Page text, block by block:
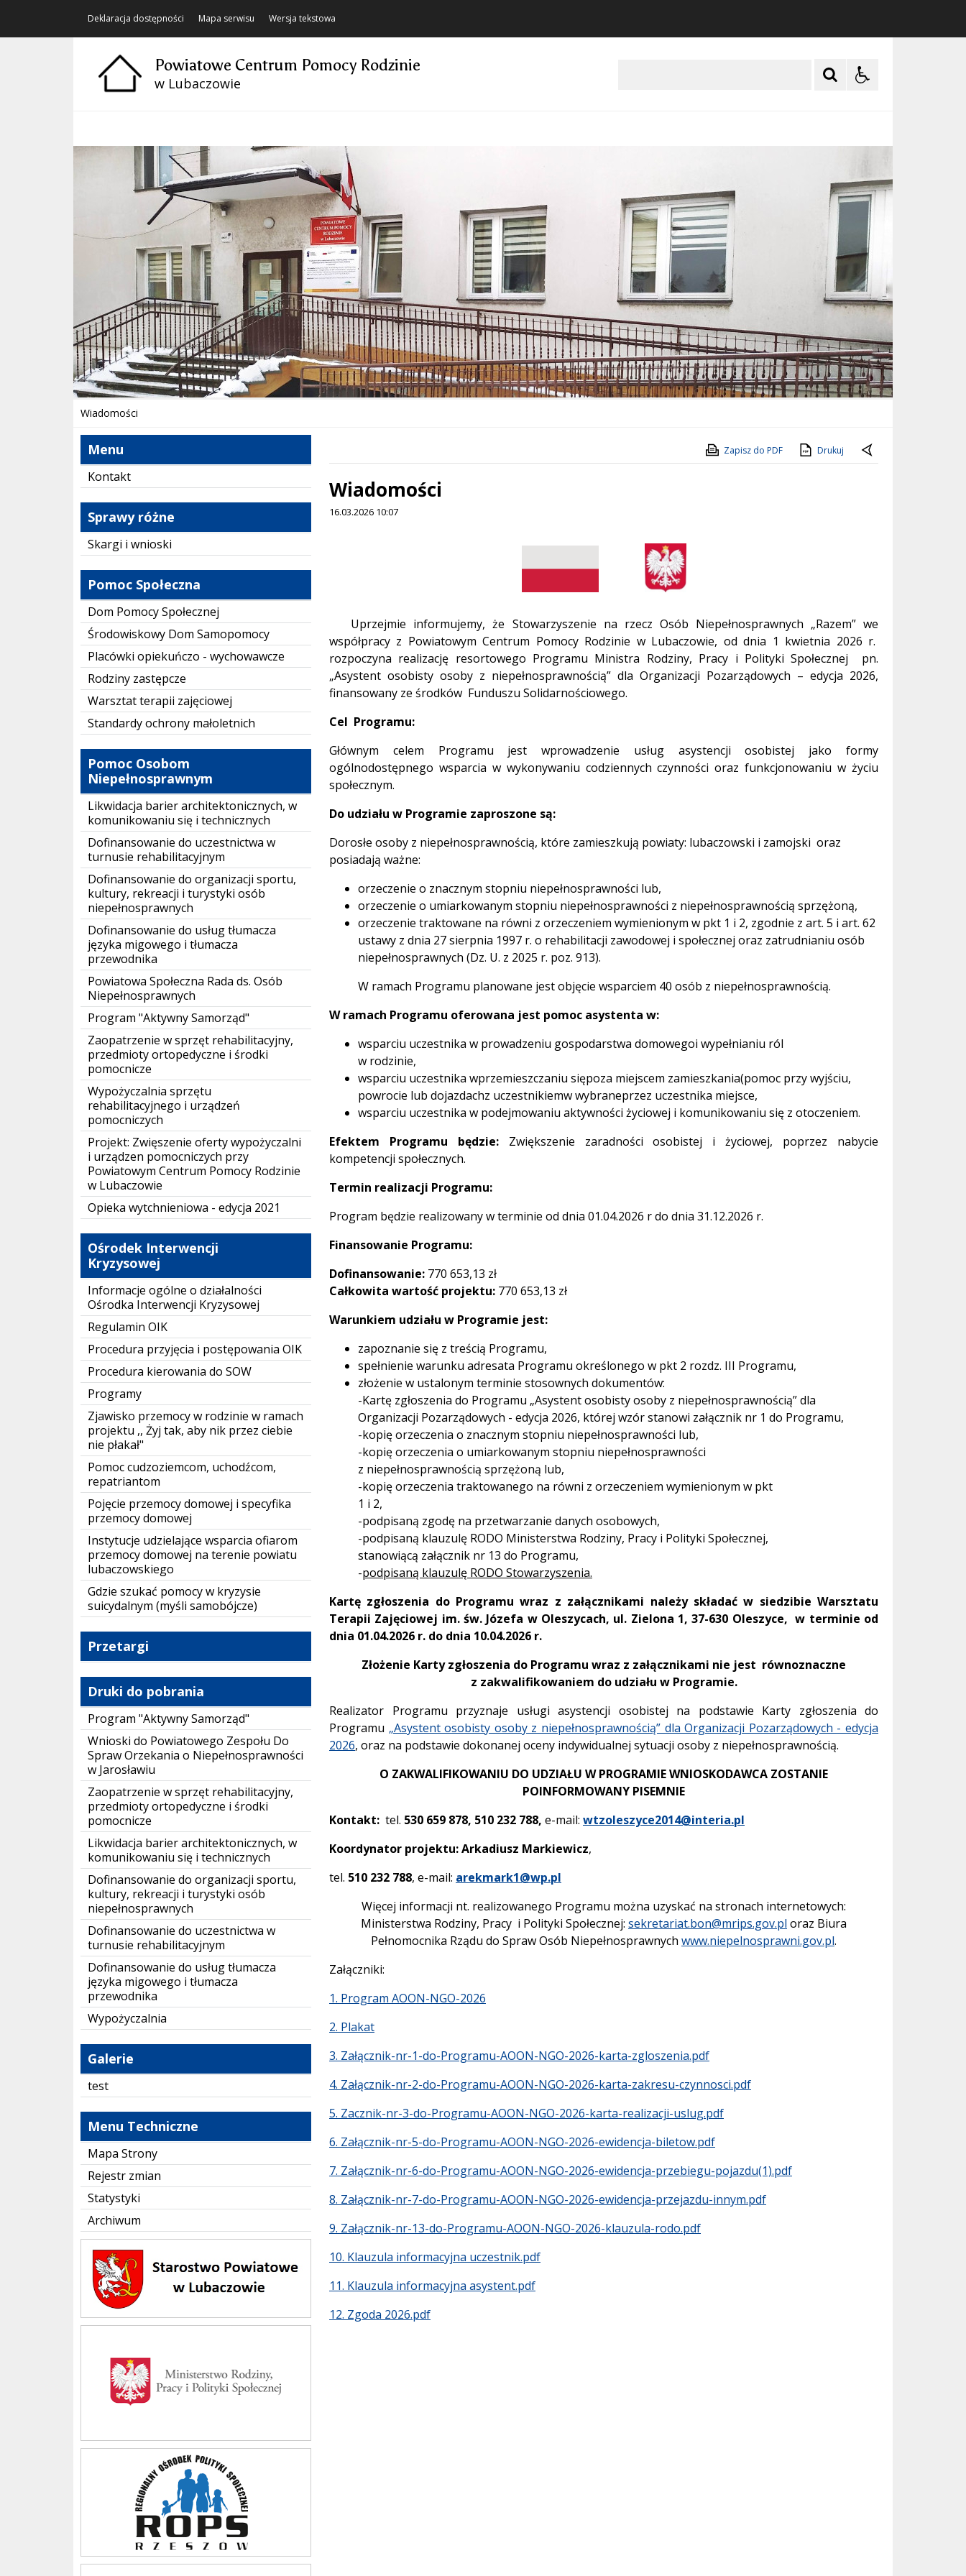
Deklaracja dostępności Mapa serwisu Wersja tekstowa
Powiatowe Centrum Pomocy Rodzinie
w Lubaczowie
Wiadomości
Menu
Kontakt
Sprawy różne
Skargi i wnioski
Pomoc Społeczna
Dom Pomocy Społecznej
Środowiskowy Dom Samopomocy
Placówki opiekuńczo - wychowawcze
Rodziny zastępcze
Warsztat terapii zajęciowej
Standardy ochrony małoletnich
Pomoc Osobom
Niepełnosprawnym
Likwidacja barier architektonicznych, w
komunikowaniu się i technicznych
Dofinansowanie do uczestnictwa w
turnusie rehabilitacyjnym
Dofinansowanie do organizacji sportu,
kultury, rekreacji i turystyki osób
niepełnosprawnych
Dofinansowanie do usług tłumacza
języka migowego i tłumacza
przewodnika
Powiatowa Społeczna Rada ds. Osób
Niepełnosprawnych
Program "Aktywny Samorząd"
Zaopatrzenie w sprzęt rehabilitacyjny,
przedmioty ortopedyczne i środki
pomocnicze
Wypożyczalnia sprzętu
rehabilitacyjnego i urządzeń
pomocniczych
Projekt: Zwięszenie oferty wypożyczalni
i urządzen pomocniczych przy
Powiatowym Centrum Pomocy Rodzinie
w Lubaczowie
Opieka wytchnieniowa - edycja 2021
Ośrodek Interwencji
Kryzysowej
Informacje ogólne o działalności
Ośrodka Interwencji Kryzysowej
Regulamin OIK
Procedura przyjęcia i postępowania OIK
Procedura kierowania do SOW
Programy
Zjawisko przemocy w rodzinie w ramach
projektu ,, Żyj tak, aby nik przez ciebie
nie płakał"
Pomoc cudzoziemcom, uchodźcom,
repatriantom
Pojęcie przemocy domowej i specyfika
przemocy domowej
Instytucje udzielające wsparcia ofiarom
przemocy domowej na terenie powiatu
lubaczowskiego
Gdzie szukać pomocy w kryzysie
suicydalnym (myśli samobójcze)
Przetargi
Druki do pobrania
Program "Aktywny Samorząd"
Wnioski do Powiatowego Zespołu Do
Spraw Orzekania o Niepełnosprawności
w Jarosławiu
Zaopatrzenie w sprzęt rehabilitacyjny,
przedmioty ortopedyczne i środki
pomocnicze
Likwidacja barier architektonicznych, w
komunikowaniu się i technicznych
Dofinansowanie do organizacji sportu,
kultury, rekreacji i turystyki osób
niepełnosprawnych
Dofinansowanie do uczestnictwa w
turnusie rehabilitacyjnym
Dofinansowanie do usług tłumacza
języka migowego i tłumacza
przewodnika
Wypożyczalnia
Galerie
test
Menu Techniczne
Mapa Strony
Rejestr zmian
Statystyki
Archiwum
Starostwo Powiatowe w Lubaczowie
Ministerstwo Rodziny i Polityki Społecznej
Regionalny Ośrodek Polityki Społecznej w Rzeszowie
Podkarpacki Urząd Wojewódzki w Rzeszowie
Zapisz do PDF Drukuj
Wiadomości
16.03.2026 10:07
Uprzejmie informujemy, że Stowarzyszenie na rzecz Osób Niepełnosprawnych „Razem” we
współpracy z Powiatowym Centrum Pomocy Rodzinie w Lubaczowie, od dnia 1 kwietnia 2026 r.
rozpoczyna realizację resortowego Programu Ministra Rodziny, Pracy i Polityki Społecznej pn.
„Asystent osobisty osoby z niepełnosprawnością” dla Organizacji Pozarządowych – edycja 2026,
finansowany ze środków Funduszu Solidarnościowego.
Cel Programu:
Głównym celem Programu jest wprowadzenie usług asystencji osobistej jako formy
ogólnodostępnego wsparcia w wykonywaniu codziennych czynności oraz funkcjonowaniu w życiu
społecznym.
Do udziału w Programie zaproszone są:
Dorosłe osoby z niepełnosprawnością, które zamieszkują powiaty: lubaczowski i zamojski oraz
posiadają ważne:
orzeczenie o znacznym stopniu niepełnosprawności lub,
orzeczenie o umiarkowanym stopniu niepełnosprawności z niepełnosprawnością sprzężoną,
orzeczenie traktowane na równi z orzeczeniem wymienionym w pkt 1 i 2, zgodnie z art. 5 i art. 62
ustawy z dnia 27 sierpnia 1997 r. o rehabilitacji zawodowej i społecznej oraz zatrudnianiu osób
niepełnosprawnych (Dz. U. z 2025 r. poz. 913).
W ramach Programu planowane jest objęcie wsparciem 40 osób z niepełnosprawnością.
W ramach Programu oferowana jest pomoc asystenta w:
wsparciu uczestnika w prowadzeniu gospodarstwa domowegoi wypełnianiu ról
w rodzinie,
wsparciu uczestnika wprzemieszczaniu siępoza miejscem zamieszkania(pomoc przy wyjściu,
powrocie lub dojazdachz uczestnikiemw wybraneprzez uczestnika miejsce,
wsparciu uczestnika w podejmowaniu aktywności życiowej i komunikowaniu się z otoczeniem.
Efektem Programu będzie: Zwiększenie zaradności osobistej i życiowej, poprzez nabycie
kompetencji społecznych.
Termin realizacji Programu:
Program będzie realizowany w terminie od dnia 01.04.2026 r do dnia 31.12.2026 r.
Finansowanie Programu:
Dofinansowanie: 770 653,13 zł
Całkowita wartość projektu: 770 653,13 zł
Warunkiem udziału w Programie jest:
zapoznanie się z treścią Programu,
spełnienie warunku adresata Programu określonego w pkt 2 rozdz. III Programu,
złożenie w ustalonym terminie stosownych dokumentów:
-Kartę zgłoszenia do Programu „Asystent osobisty osoby z niepełnosprawnością” dla
Organizacji Pozarządowych - edycja 2026, której wzór stanowi załącznik nr 1 do Programu,
-kopię orzeczenia o znacznym stopniu niepełnosprawności lub,
-kopię orzeczenia o umiarkowanym stopniu niepełnosprawności
z niepełnosprawnością sprzężoną lub,
-kopię orzeczenia traktowanego na równi z orzeczeniem wymienionym w pkt
1 i 2,
-podpisaną zgodę na przetwarzanie danych osobowych,
-podpisaną klauzulę RODO Ministerstwa Rodziny, Pracy i Polityki Społecznej,
stanowiącą załącznik nr 13 do Programu,
-podpisaną klauzulę RODO Stowarzyszenia.
Kartę zgłoszenia do Programu wraz z załącznikami należy składać w siedzibie Warsztatu
Terapii Zajęciowej im. św. Józefa w Oleszycach, ul. Zielona 1, 37-630 Oleszyce, w terminie od
dnia 01.04.2026 r. do dnia 10.04.2026 r.
Złożenie Karty zgłoszenia do Programu wraz z załącznikami nie jest równoznaczne
z zakwalifikowaniem do udziału w Programie.
Realizator Programu przyznaje usługi asystencji osobistej na podstawie Karty zgłoszenia do
Programu „Asystent osobisty osoby z niepełnosprawnością” dla Organizacji Pozarządowych - edycja
2026, oraz na podstawie dokonanej oceny indywidualnej sytuacji osoby z niepełnosprawnością.
O ZAKWALIFIKOWANIU DO UDZIAŁU W PROGRAMIE WNIOSKODAWCA ZOSTANIE
POINFORMOWANY PISEMNIE
Kontakt: tel. 530 659 878, 510 232 788, e-mail: wtzoleszyce2014@interia.pl
Koordynator projektu: Arkadiusz Markiewicz,
tel. 510 232 788, e-mail: arekmark1@wp.pl
Więcej informacji nt. realizowanego Programu można uzyskać na stronach internetowych:
Ministerstwa Rodziny, Pracy i Polityki Społecznej: sekretariat.bon@mrips.gov.pl oraz Biura
Pełnomocnika Rządu do Spraw Osób Niepełnosprawnych www.niepelnosprawni.gov.pl.
Załączniki:
1. Program AOON-NGO-2026
2. Plakat
3. Załącznik-nr-1-do-Programu-AOON-NGO-2026-karta-zgloszenia.pdf
4. Załącznik-nr-2-do-Programu-AOON-NGO-2026-karta-zakresu-czynnosci.pdf
5. Zacznik-nr-3-do-Programu-AOON-NGO-2026-karta-realizacji-uslug.pdf
6. Załącznik-nr-5-do-Programu-AOON-NGO-2026-ewidencja-biletow.pdf
7. Załącznik-nr-6-do-Programu-AOON-NGO-2026-ewidencja-przebiegu-pojazdu(1).pdf
8. Załącznik-nr-7-do-Programu-AOON-NGO-2026-ewidencja-przejazdu-innym.pdf
9. Załącznik-nr-13-do-Programu-AOON-NGO-2026-klauzula-rodo.pdf
10. Klauzula informacyjna uczestnik.pdf
11. Klauzula informacyjna asystent.pdf
12. Zgoda 2026.pdf